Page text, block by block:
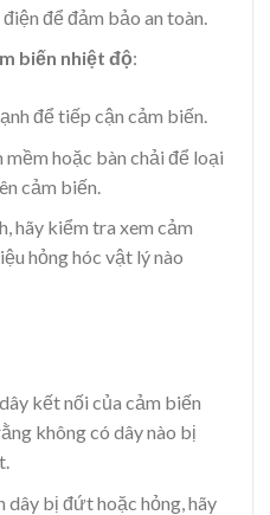
để đảm bảo an toàn.
biến nhiệt độ:
để tiếp cận cảm biến.
mềm hoặc bàn chải để loại
cảm biến.
hãy kiểm tra xem cảm
hỏng hóc vật lý nào
kết nối của cảm biến
không có dây nào bị
dây bị đứt hoặc hỏng, hãy